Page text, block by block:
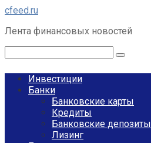
Перейти
контенту
cfeed.ru
Лента финансовых новостей
Инвестиции
Банки
Банковские карты
Кредиты
Банковские депозиты
Лизинг